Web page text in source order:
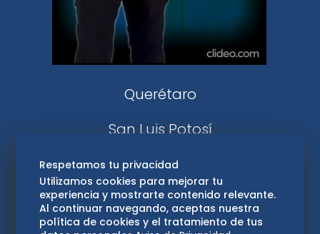
Aviso Oportuno
Consultas
Querétaro
San Luis Potosí
Edomex
Consultas
Respetamos tu privacidad
Utilizamos cookies para mejorar tu
experiencia y mostrarte contenido relevante.
Al continuar navegando, aceptas nuestra
política de cookies y el tratamiento de tus